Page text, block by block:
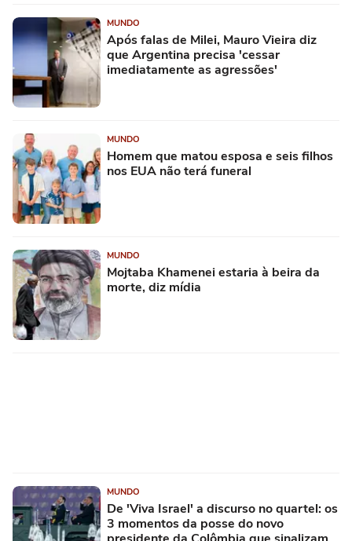
MUNDO
Após falas de Milei, Mauro Vieira diz
que Argentina precisa 'cessar
imediatamente as agressões'
MUNDO
Homem que matou esposa e seis filhos
nos EUA não terá funeral
MUNDO
Mojtaba Khamenei estaria à beira da
morte, diz mídia
MUNDO
De 'Viva Israel' a discurso no quartel: os
3 momentos da posse do novo